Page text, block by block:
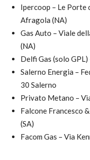
Ipercoop – Le Porte
Afragola (NA)
Gas Auto – Viale
(NA)
Delfi Gas (solo
Salerno Energia –
30 Salerno
Privato Metano –
Falcone Francesco
(SA)
Facom Gas – Via